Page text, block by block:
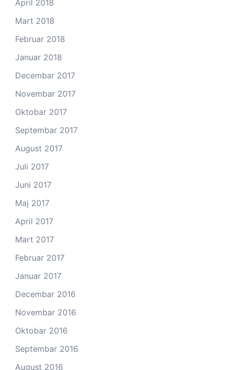
April 2018
Mart 2018
Februar 2018
Januar 2018
Decembar 2017
Novembar 2017
Oktobar 2017
Septembar 2017
August 2017
Juli 2017
Juni 2017
Maj 2017
April 2017
Mart 2017
Februar 2017
Januar 2017
Decembar 2016
Novembar 2016
Oktobar 2016
Septembar 2016
August 2016